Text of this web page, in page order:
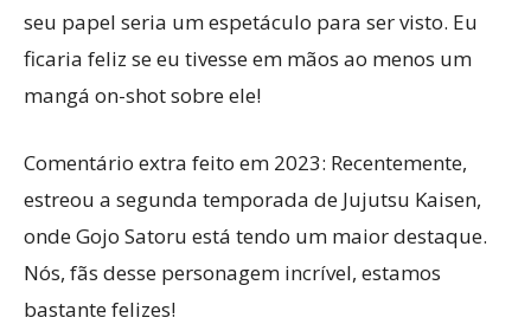
seu papel seria um espetáculo para ser visto. Eu
ficaria feliz se eu tivesse em mãos ao menos um
mangá on-shot sobre ele!
Comentário extra feito em 2023: Recentemente,
estreou a segunda temporada de Jujutsu Kaisen,
onde Gojo Satoru está tendo um maior destaque.
Nós, fãs desse personagem incrível, estamos
bastante felizes!